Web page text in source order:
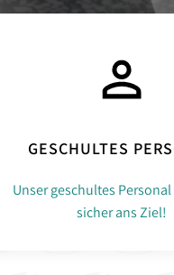
GESCHULTES
Unser geschultes
sicher ans Ziel!